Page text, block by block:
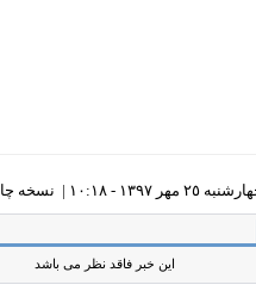
- ١٠:١٨ | نسخه چاپي
این خبر فاقد نظر می باشد